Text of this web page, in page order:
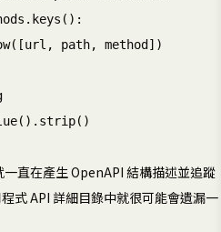
直在產生 OpenAPI 結構描述並追蹤
式 API 詳細目錄中就很可能會遺漏一